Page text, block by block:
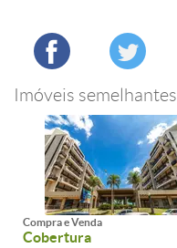
Imóveis semelhantes
Compra e Venda
Cobertura